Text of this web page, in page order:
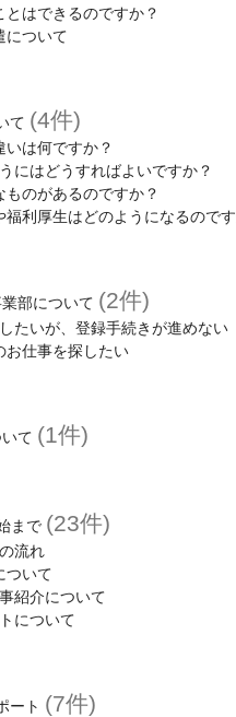
はできるのですか？
について
て (4件)
は何ですか？
にはどうすればよいですか？
のがあるのですか？
利厚生はどのようになるので
部について (2件)
たいが、登録手続きが進めない
お仕事を探したい
て (1件)
まで (23件)
流れ
ついて
紹介について
について
ート (7件)